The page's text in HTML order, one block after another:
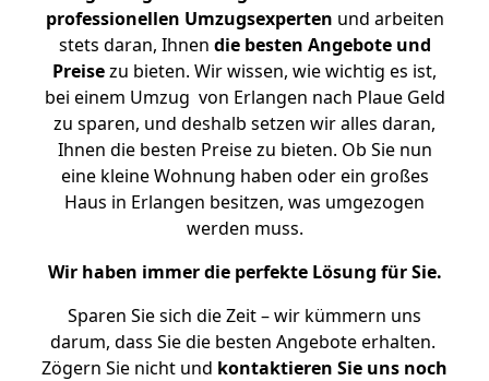
professionellen Umzugsexperten und arbeiten
stets daran, Ihnen die besten Angebote und
Preisezu bieten. Wir wissen, wie wichtig es ist,
bei einem Umzug von Erlangen nach Plaue Geld
zu sparen, und deshalb setzen wir alles daran,
Ihnen die besten Preise zu bieten. Ob Sie nun
eine kleine Wohnung haben oder ein großes
Haus in Erlangen besitzen, was umgezogen
werden muss.
Wir haben immer die perfekte Lösung für Sie.
Sparen Sie sich die Zeit – wir kümmern uns
darum, dass Sie die besten Angebote erhalten.
Zögern Sie nicht und kontaktieren Sie uns noch